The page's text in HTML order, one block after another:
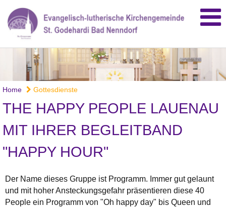
Home Gottesdienste
THE HAPPY PEOPLE LAUENAU
MIT IHRER BEGLEITBAND
"HAPPY HOUR"
Der Name dieses Gruppe ist Programm. Immer gut gelaunt
und mit hoher Ansteckungsgefahr präsentieren diese 40
People ein Programm von "Oh happy day" bis Queen und